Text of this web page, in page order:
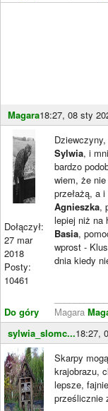
Magara18:27, 08 sty
Dołączył:
27 mar
2018
Posty:
10461
Do góry
Sylwia, i
bardzo
wiem, że
przełażą, a
Agnieszka,
lepiej niż na
Basia,
wprost -
dnia kiedy
Magara
sylwia_slomc...18:27,
Skarpy
krajobrazu,
lepsze,
prześlicznie